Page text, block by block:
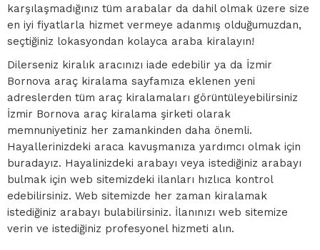
karşılaşmadığınız tüm arabalar da dahil olmak üzere size
en iyi fiyatlarla hizmet vermeye adanmış olduğumuzdan,
seçtiğiniz lokasyondan kolayca araba kiralayın!
Dilerseniz kiralık aracınızı iade edebilir ya da İzmir
Bornova araç kiralama sayfamıza eklenen yeni
adreslerden tüm araç kiralamaları görüntüleyebilirsiniz
İzmir Bornova araç kiralama şirketi olarak
memnuniyetiniz her zamankinden daha önemli.
Hayallerinizdeki araca kavuşmanıza yardımcı olmak için
buradayız. Hayalinizdeki arabayı veya istediğiniz arabayı
bulmak için web sitemizdeki ilanları hızlıca kontrol
edebilirsiniz. Web sitemizde her zaman kiralamak
istediğiniz arabayı bulabilirsiniz. İlanınızı web sitemize
verin ve istediğiniz profesyonel hizmeti alın.